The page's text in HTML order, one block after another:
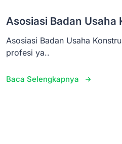
Asosiasi Badan Usaha
Asosiasi Badan Usaha
profesi ya..
Baca Selengkapnya